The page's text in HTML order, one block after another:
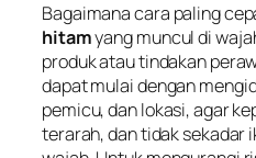
Bagaimana cara paling
hitamyang muncul di
produk atau tindakan
dapat mulai dengan
pemicu, dan lokasi, agar
terarah, dan tidak sekadar